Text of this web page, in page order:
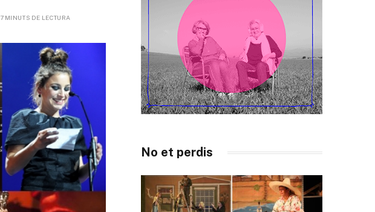
7 MINUTS DE LECTURA
No et perdis